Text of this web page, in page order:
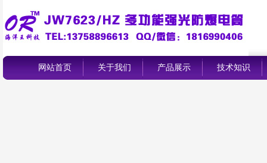
网站首页 关于我们 产品展示 技术知识